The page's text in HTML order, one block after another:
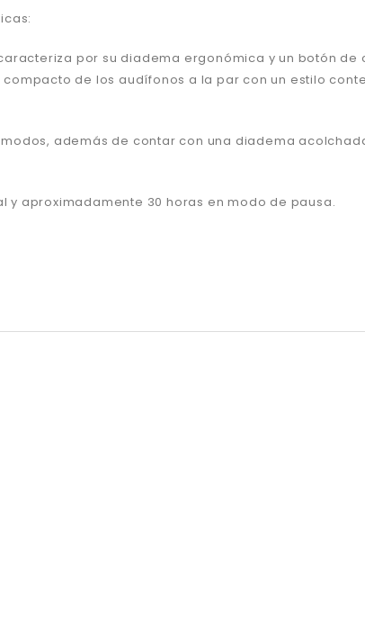
por su diadema ergonómica y un botón de
de los audífonos a la par con un estilo
además de contar con una diadema
aproximadamente 30 horas en modo de pausa.